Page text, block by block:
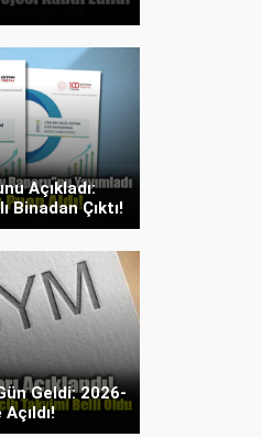
Açıkladı:
Binadan Çıktı!
Geldi: 2026-